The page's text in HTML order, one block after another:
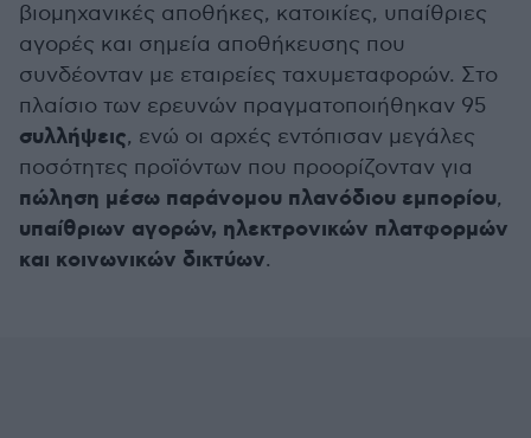
βιομηχανικές αποθήκες, κατοικίες, υπαίθριες
αγορές και σημεία αποθήκευσης που
συνδέονταν με εταιρείες ταχυμεταφορών. Στο
πλαίσιο των ερευνών πραγματοποιήθηκαν 95
συλλήψεις, ενώ οι αρχές εντόπισαν μεγάλες
ποσότητες προϊόντων που προορίζονταν για
πώληση μέσω παράνομου πλανόδιου εμπορίου,
υπαίθριων αγορών, ηλεκτρονικών πλατφορμών
και κοινωνικών δικτύων.